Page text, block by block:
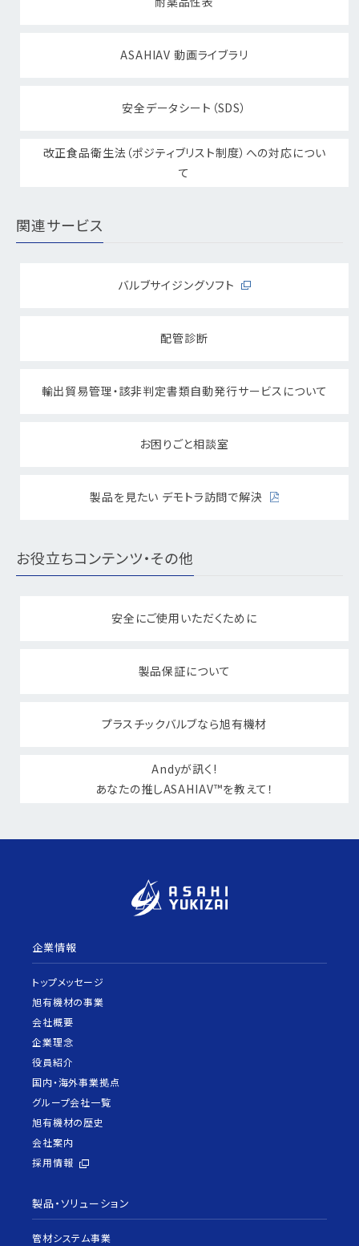
ASAHIAV 動画ライブラリ
安全データシート（SDS）
改正食品衛生法（ポジティブリスト制度）への対応につい
て
関連サービス
バルブサイジングソフト
配管診断
輸出貿易管理・該非判定書類自動発行サービスについて
お困りごと相談室
製品を見たい デモトラ訪問で解決
お役立ちコンテンツ・その他
安全にご使用いただくために
製品保証について
プラスチックバルブなら旭有機材
Andyが訊く!
あなたの推しASAHIAV™を教えて！
企業情報
トップメッセージ
旭有機材の事業
会社概要
企業理念
役員紹介
国内・海外事業拠点
グループ会社一覧
旭有機材の歴史
会社案内
採用情報
製品・ソリューション
管材システム事業